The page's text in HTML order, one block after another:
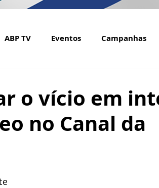
ABP TV Eventos Campanhas
na mídia
o vício em
no Canal da